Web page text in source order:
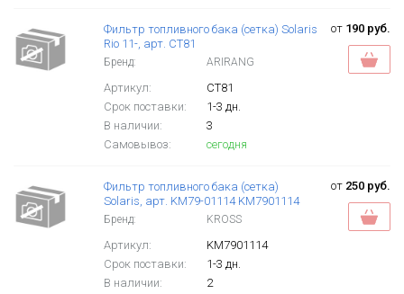
Фильтр топливного бака (сетка) Solaris
Rio 11-, арт. CT81
Бренд: ARIRANG
Артикул:
CT81
Срок поставки:
1-3 дн.
В наличии:
3
Самовывоз:
сегодня
от 190 руб.
Фильтр топливного бака (сетка)
Solaris, арт. KM79-01114 KM7901114
Бренд: KROSS
Артикул:
KM7901114
Срок поставки:
1-3 дн.
В наличии:
2
от 250 руб.